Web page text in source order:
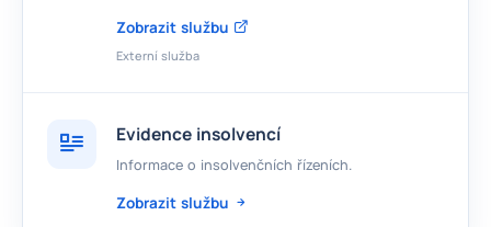
Zobrazit službu
Externí služba
Evidence insolvencí
Informace o insolvenčních řízeních.
Zobrazit službu